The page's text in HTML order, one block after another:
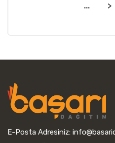
... >
E-Posta Adresiniz: